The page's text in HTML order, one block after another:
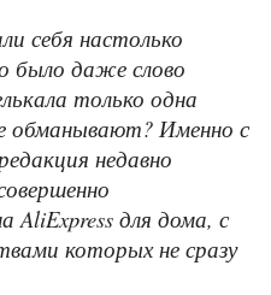
себя настолько
было даже слово
только одна
обманывают? Именно с
недавно
AliExpress для дома, с
которых не сразу